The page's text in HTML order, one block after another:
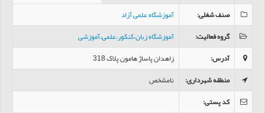
صنف شغلی:
آموزشگاه علمی آزاد
گروه فعالیت:
آموزشگاه زبان،کنکور،علمی،آموزشی
آدرس:
زاهدان پاساژ هامون پلاک 318
منطقه شهرداری:
نامشخص
کد پستی: